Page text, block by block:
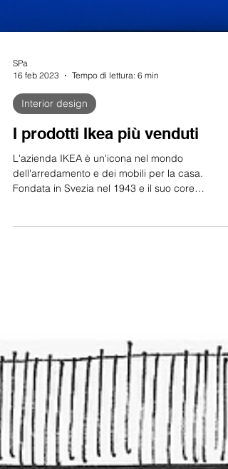
SPa
16 feb 2023
Tempo di lettura: 6 min
Interior design
I prodotti Ikea più venduti
dell'arredamento e dei mobili per la casa.